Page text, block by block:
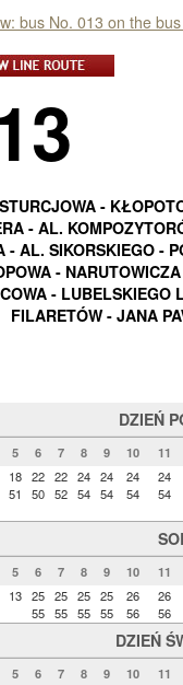
bus No. 013 on the
-
- AL.
- AL. SIKORSKIEGO -
-
-
FILARETÓW - JANA
DZIEŃ
5 6 7 8 9 10
11
18
51
22
50
22
52
24
54
24
54
24
54
24
54
5 6 7 8 9 10
11
13 25
55
25
55
25
55
25
55
26
56
26
56
DZIEŃ
5 6 7 8 9 10
11